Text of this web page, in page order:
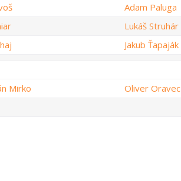
Adam Paluga
Lukáš Struhár
Jakub Ťapaják
Mirko
Oliver Oravec